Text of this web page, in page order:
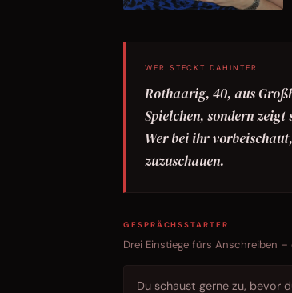
WER STECKT DAHINTER
Rothaarig, 40, aus
Spielchen, sondern
Wer bei ihr
zuzuschauen.
GESPRÄCHSSTARTER
Drei Einstiege fürs Anschreiben
Du schaust gerne zu, bevor